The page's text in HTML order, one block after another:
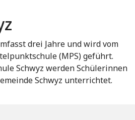
drei Jahre und wird vom
(MPS) geführt.
Schwyz werden Schülerinnen
Schwyz unterrichtet.